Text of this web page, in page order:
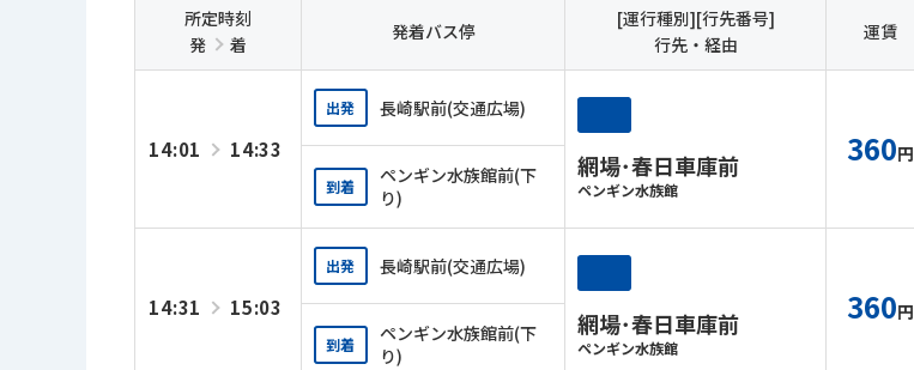
所定時刻
発
着
発着バス停
[運行種別][行先番号]
行先・経由
運賃
14:01 14:33
出発 長崎駅前(交通広場)
網場･春日車庫前
ペンギン水族館
360円
到着
ペンギン水族館前(下
り)
14:31 15:03
出発 長崎駅前(交通広場)
網場･春日車庫前
ペンギン水族館
360円
到着
ペンギン水族館前(下
り)